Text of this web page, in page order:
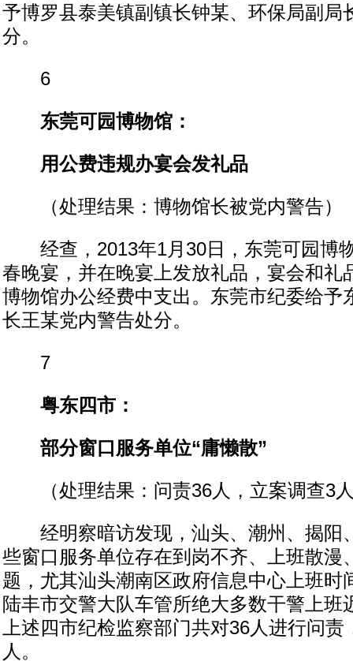
予博罗县泰美镇副镇长钟某、环保局副局
分。
6
东莞可园博物馆：
用公费违规办宴会发礼品
（处理结果：博物馆长被党内警告）
经查，2013年1月30日，东莞可园博
春晚宴，并在晚宴上发放礼品，宴会和礼
博物馆办公经费中支出。东莞市纪委给予
长王某党内警告处分。
7
粤东四市：
部分窗口服务单位“庸懒散”
（处理结果：问责36人，立案调查3
经明察暗访发现，汕头、潮州、揭阳
些窗口服务单位存在到岗不齐、上班散漫
题，尤其汕头潮南区政府信息中心上班时
陆丰市交警大队车管所绝大多数干警上班
上述四市纪检监察部门共对36人进行问
人。